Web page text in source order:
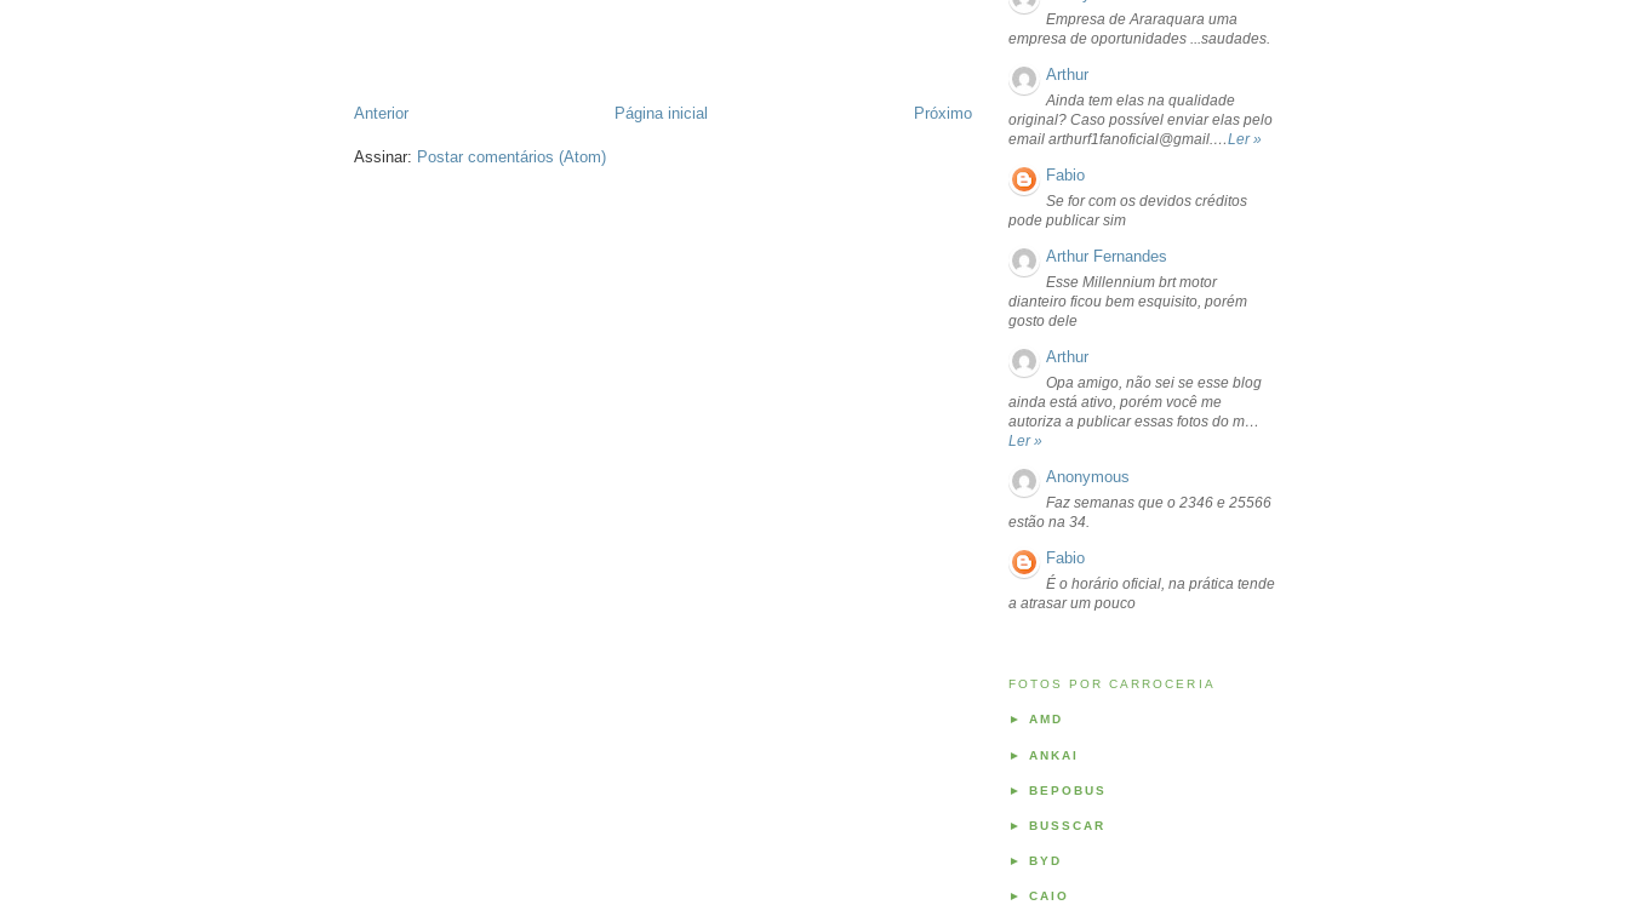
Anterior Próximo
Página inicial
Assinar: Postar comentários (Atom)
Empresa de Araraquara uma
empresa de oportunidades ...saudades.
Arthur
Ainda tem elas na qualidade
original? Caso possível enviar elas pelo
email arthurf1fanoficial@gmail.…Ler »
Fabio
Se for com os devidos créditos
pode publicar sim
Arthur Fernandes
Esse Millennium brt motor
dianteiro ficou bem esquisito, porém
gosto dele
Arthur
Opa amigo, não sei se esse blog
ainda está ativo, porém você me
autoriza a publicar essas fotos do m…
Ler »
Anonymous
Faz semanas que o 2346 e 25566
estão na 34.
Fabio
É o horário oficial, na prática tende
a atrasar um pouco
FOTOS POR CARROCERIA
► AMD
► ANKAI
► BEPOBUS
► BUSSCAR
► BYD
► CAIO